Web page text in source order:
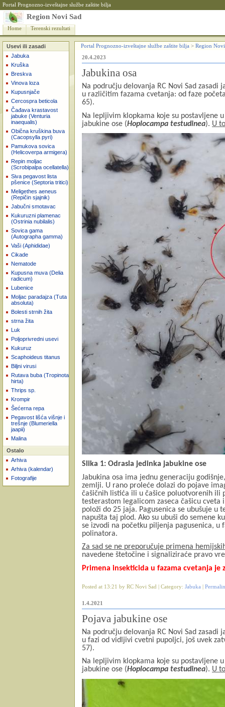
Portal Prognozno-izveštajne službe zaštite bilja
Region Novi Sad
Home Terenski rezultati
Usevi ili zasadi
Jabuka
Kruška
Breskva
Vinova loza
Kupusnjače
Cercospra beticola
Čađava krastavost
jabuke (Venturia
inaequalis)
Obična kruškina buva
(Cacopsylla pyri)
Pamukova sovica
(Helicoverpa armigera)
Repin moljac
(Scrobipalpa ocellatella)
Siva pegavost lista
pšenice (Septoria tritici)
Meligethes aeneus
(Repičin sjajnik)
Jabučni smotavac
Kukuruzni plamenac
(Ostrinia nubilalis)
Sovica gama
(Autographa gamma)
Vaši (Aphididae)
Cikade
Nematode
Kupusna muva (Delia
radicum)
Lubenice
Moljac paradajza (Tuta
absoluta)
Bolesti strnih žita
strna žita
Luk
Poljoprivredni usevi
Kukuruz
Scaphoideus titanus
Biljni virusi
Rutava buba (Tropinota
hirta)
Thrips sp.
Krompir
Šećerna repa
Pegavost lišća višnje i
trešnje (Blumeriella
jaapii)
Malina
Ostalo
Arhiva
Arhiva (kalendar)
Fotografije
Portal Prognozno-izveštajne službe zaštite bilja > Region
20.4.2023
Jabukina osa
Na području delovanja RC Novi Sad
u različitim fazama cvetanja: od faze
65).
Na lepljivim klopkama koje su postavljene
jabukine ose (Hoplocampa testudinea). U
Slika 1: Odrasla jedinka jabukine ose
Jabukina osa ima jednu generaciju
zemlji. U rano proleće dolazi do pojave
čašičnih listića ili u čašice poluotvorenih ili
testerastom legalicom zaseca čašicu cveta
položi do 25 jaja. Pagusenica se ubušuje
napušta taj plod. Ako su ubuši do semene
se izvodi na početku piljenja pagusenica, u
polinatora.
Za sad se ne preporučuje primena
navedene štetočine i signaliziraće pravo
Primena insekticida u fazama cvetanja je
Posted at 13:21 by RC Novi Sad | Category: Jabuka
1.4.2021
Pojava jabukine ose
Na području delovanja RC Novi Sad
u fazi od vidljivi cvetni pupoljci, još uvek
57).
Na lepljivim klopkama koje su postavljene
jabukine ose (Hoplocampa testudinea). U